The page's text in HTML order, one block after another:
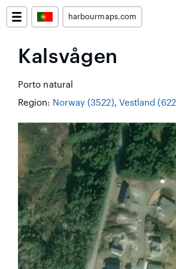
harbourmaps.com
Kalsvågen
Porto natural
Region: Norway (3522), Vestland